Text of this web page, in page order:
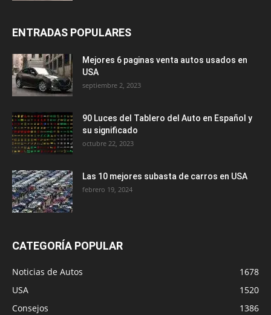
ENTRADAS POPULARES
Mejores 6 paginas venta autos usados en
USA
septiembre 2, 2023
90 Luces del Tablero del Auto en Español y
su significado
octubre 22, 2023
Las 10 mejores subasta de carros en USA
febrero 19, 2024
CATEGORÍA POPULAR
Noticias de Autos
1678
USA
1520
Consejos
1386